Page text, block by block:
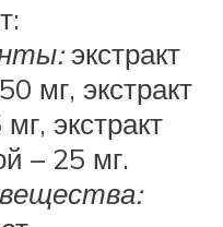
экстракт
мг, экстракт
экстракт
– 25 мг.